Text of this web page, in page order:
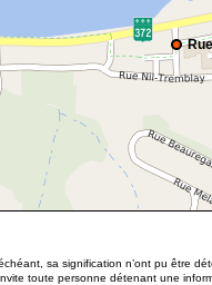
sa signification n’ont pu être
toute personne détenant une